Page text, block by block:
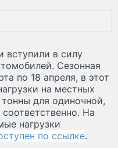
вступили в силу
Сезонная
по 18 апреля, в этот
на местных
для одиночной,
На
нагрузки
по ссылке.